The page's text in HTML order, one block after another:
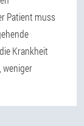
Patient muss
Krankheit
weniger